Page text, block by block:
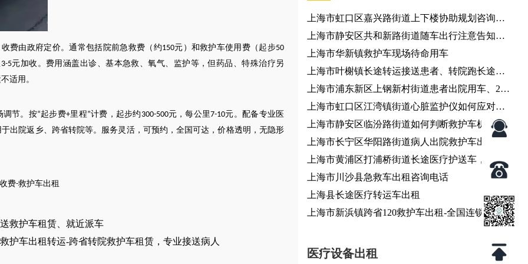
费由政府定价。通常包括院前急救费（约150元）和救护车使用费（起步50
3-5元加收。费用涵盖出诊、基本急救、氧气、监护等，但药品、特殊治疗另
适用。
调节。按“起步费+里程”计费，起步约 300-500元，每公里7-10元。配备专业医
出院返乡、跨省转院等。服务灵活，可预约，全国可达，价格透明，无隐形
费-救护车出租
救护车租赁、就近派车
护车出租转运-跨省转院救护车租赁，专业接送病人
上海市虹口区嘉兴路街道上下楼协助规划咨询服
务、个人出行调度
上海市静安区共和新路街道随车出行注意告知咨
询服务
上海市华新镇救护车现场待命用车
上海市叶榭镇长途转运接送患者、转院跑长途、
长途120救护车出租服务
上海市浦东新区上钢新村街道患者出院用车、24
小时服务热线
上海市虹口区江湾镇街道心脏监护仪如何应对复
杂转运环境？120救护车出租服务
上海市静安区临汾路街道如何判断救护车机构是
否正规？救护车转运
上海市长宁区华阳路街道病人出院救护车出租-急
救车出租
上海市黄浦区打浦桥街道长途医疗护送车，全国
各地都有车
上海市川沙县急救车出租咨询电话
上海县长途医疗转运车出租
上海市新浜镇跨省120救护车出租-全国连锁
医疗设备出租